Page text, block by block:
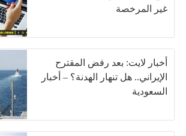
غير المرخصة
أخبار لايت: بعد رفض المقترح
الإيراني.. هل تنهار الهدنة؟ – أخبار
السعودية